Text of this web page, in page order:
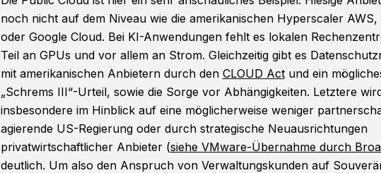
noch nicht auf dem Niveau wie die amerikanischen Hyperscaler
oder Google Cloud. Bei KI-Anwendungen fehlt es lokalen
Teil an GPUs und vor allem an Strom. Gleichzeitig gibt es
mit amerikanischen Anbietern durch den CLOUD Actund ein
„Schrems III“-Urteil, sowie die Sorge vor Abhängigkeiten. Letztere
insbesondere im Hinblick auf eine möglicherweise weniger
agierende US-Regierung oder durch strategische Neuausrichtungen
privatwirtschaftlicher Anbieter (siehe VMware-Übernahme durch
deutlich. Um also den Anspruch von Verwaltungskunden auf